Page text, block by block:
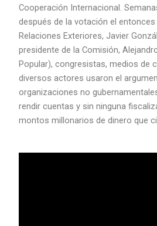
Cooperación Internacional.
después de la votación el
Relaciones Exteriores, Javier
presidente de la Comisión,
Popular), congresistas, medios de
diversos actores usaron el
organizaciones no
rendir cuentas y sin ninguna
montos millonarios de dinero que